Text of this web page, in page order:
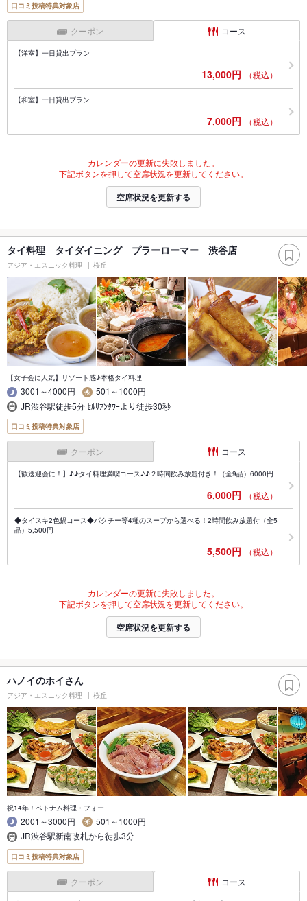
口コミ投稿特典対象店
クーポン コース
【洋室】一日貸出プラン
13,000円 （税込）
【和室】一日貸出プラン
7,000円 （税込）
カレンダーの更新に失敗しました。
下記ボタンを押して空席状況を更新してください。
空席状況を更新する
タイ料理 タイダイニング プラーローマー 渋谷店
アジア・エスニック料理 桜丘
【女子会に人気】リゾート感♪本格タイ料理
3001～4000円
501～1000円
JR渋谷駅徒歩5分 ｾﾙﾘｱﾝﾀﾜｰより徒歩30秒
口コミ投稿特典対象店
クーポン コース
【歓送迎会に！】♪♪タイ料理満喫コース♪♪２時間飲み放題付き！（全9品）6000円
6,000円 （税込）
◆タイスキ2色鍋コース◆パクチー等4種のスープから選べる！2時間飲み放題付（全5
品）5,500円
5,500円 （税込）
カレンダーの更新に失敗しました。
下記ボタンを押して空席状況を更新してください。
空席状況を更新する
ハノイのホイさん
アジア・エスニック料理 桜丘
祝14年！ベトナム料理・フォー
2001～3000円
501～1000円
JR渋谷駅新南改札から徒歩3分
口コミ投稿特典対象店
クーポン コース